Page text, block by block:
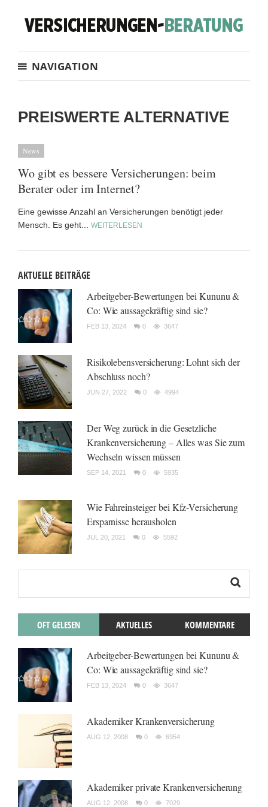
NAVIGATION
PREISWERTE ALTERNATIVE
News
Wo gibt es bessere Versicherungen: beim
Berater oder im Internet?
Eine gewisse Anzahl an Versicherungen benötigt jeder
Mensch. Es geht... WEITERLESEN
AKTUELLE BEITRÄGE
Arbeitgeber-Bewertungen bei Kununu &
Co: Wie aussagekräftig sind sie?
FEB 13, 2024 0 3647
Risikolebensversicherung: Lohnt sich der
Abschluss noch?
JUN 27, 2022 0 4994
Der Weg zurück in die Gesetzliche
Krankenversicherung – Alles was Sie zum
Wechseln wissen müssen
SEP 14, 2021 0 5935
Wie Fahreinsteiger bei Kfz-Versicherung
Ersparnisse herausholen
JUL 20, 2021 0 5592
OFT GELESEN AKTUELLES KOMMENTARE
Arbeitgeber-Bewertungen bei Kununu &
Co: Wie aussagekräftig sind sie?
FEB 13, 2024 0 3647
Akademiker Krankenversicherung
AUG 12, 2008 0 6954
Akademiker private Krankenversicherung
AUG 12, 2008 0 7029